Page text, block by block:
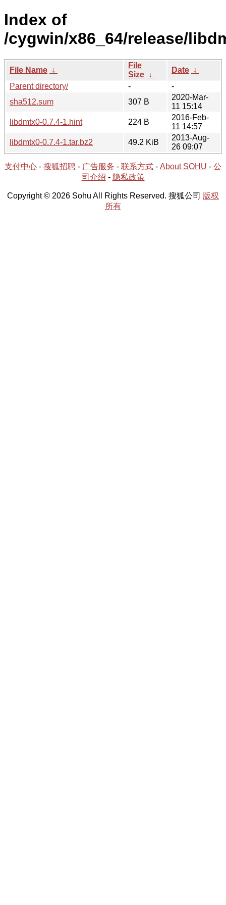
Index of
/cygwin/x86_64/release/
File Name ↓
File
Size ↓
Date ↓
Parent directory/
-
-
sha512.sum
307 B
2020-Mar-
11 15:14
libdmtx0-0.7.4-1.hint
224 B
2016-Feb-
11 14:57
libdmtx0-0.7.4-1.tar.bz2
49.2 KiB
2013-Aug-
26 09:07
支付中心 - 搜狐招聘 - 广告服务 - 联系方式 - About SOHU - 公
司介绍 - 隐私政策
Copyright © 2026 Sohu All Rights Reserved. 搜狐公司 版权
所有